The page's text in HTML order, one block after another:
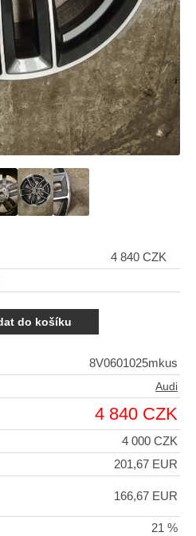
4 840 CZK
8V0601025mkus
Audi
4 840 CZK
4 000 CZK
201,67 EUR
166,67 EUR
21 %